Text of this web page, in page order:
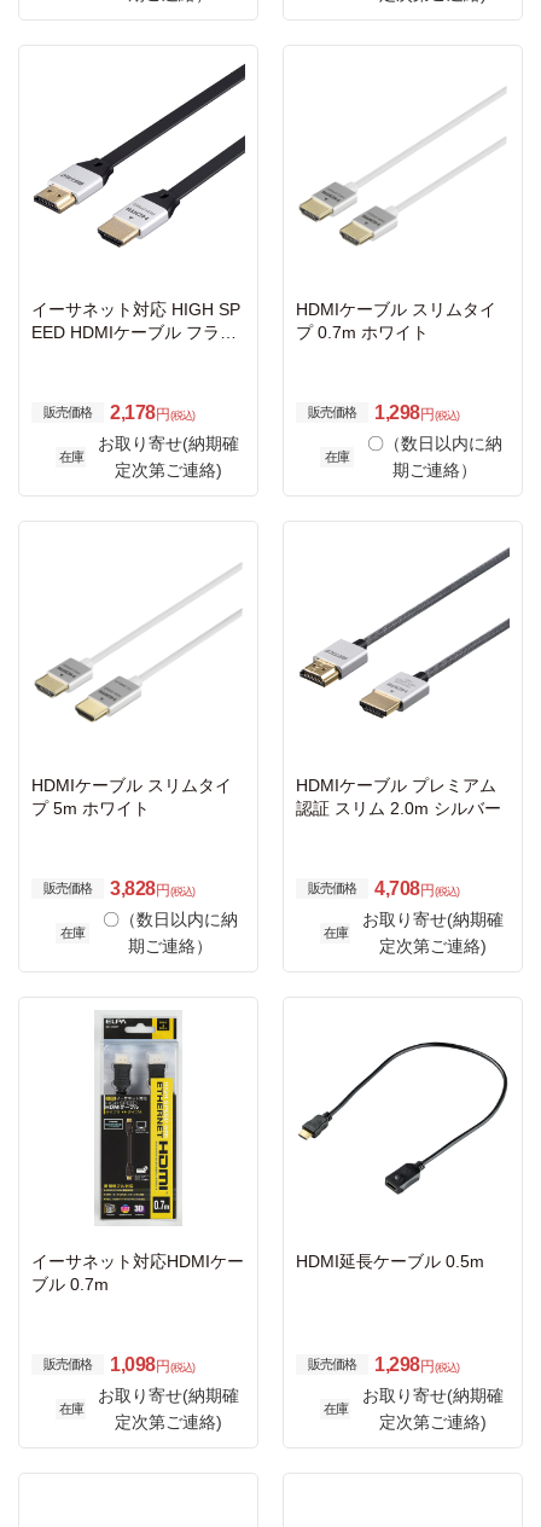
イーサネット対応 HIGH SP
EED HDMIケーブル フラッ
販売価格 2,178円 (税込)
在庫
お取り寄せ(納期確
定次第ご連絡)
HDMIケーブル スリムタイ
プ 0.7m ホワイト
販売価格 1,298円 (税込)
在庫
〇（数日以内に納
期ご連絡）
HDMIケーブル スリムタイ
プ 5m ホワイト
販売価格 3,828円 (税込)
在庫
〇（数日以内に納
期ご連絡）
HDMIケーブル プレミアム
認証 スリム 2.0m シルバー
販売価格 4,708円 (税込)
在庫
お取り寄せ(納期確
定次第ご連絡)
イーサネット対応HDMIケー
ブル 0.7m
販売価格 1,098円 (税込)
在庫
お取り寄せ(納期確
定次第ご連絡)
HDMI延長ケーブル 0.5m
販売価格 1,298円 (税込)
在庫
お取り寄せ(納期確
定次第ご連絡)